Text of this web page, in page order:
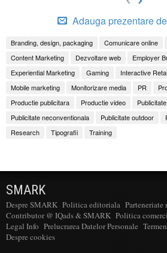
Adauga prezentare
Branding, design, packaging Comunicare online
Content Marketing
Dezvoltare web Employer
Experiential Marketing
Gaming Interactive
Mobile marketing
Monitorizare media PR
Productie publicitara
Productie video Publicitate
Publicitate neconventionala
Publicitate outdoor
Research
Tipografii Training
SMARK
Despre SMARK Politica editoriala Parteneriate
Contributor @ IQads & SMARK Politica
Legal Info Prelucrarea Datelor Personale
Despre cookies